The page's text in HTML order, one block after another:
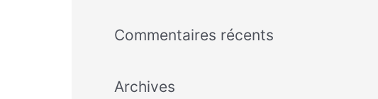
h
r
Commentaires récents
Archives